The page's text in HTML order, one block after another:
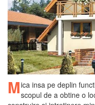
Mica insa pe deplin
scopul de a obtine o